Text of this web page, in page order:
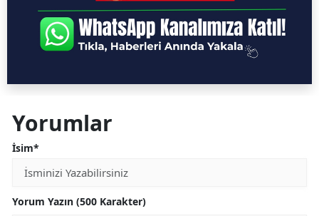
Yorumlar
İsim*
Yorum Yazın (500 Karakter)